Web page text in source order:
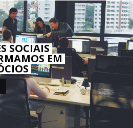
SOCIAIS
EM